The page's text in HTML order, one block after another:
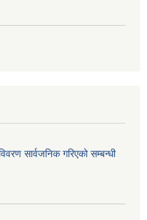
सार्वजनिक गरिएको सम्बन्धी